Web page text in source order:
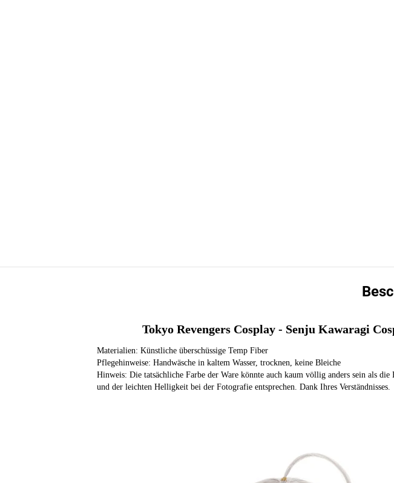
Tokyo Revengers Cosplay - Senju Kawaragi
Materialien: Künstliche überschüssige Temp Fiber
Pflegehinweise: Handwäsche in kaltem Wasser, trocknen, keine Bleiche
Hinweis: Die tatsächliche Farbe der Ware könnte auch kaum völlig anders sein als
und der leichten Helligkeit bei der Fotografie entsprechen. Dank Ihres Verständnisses.